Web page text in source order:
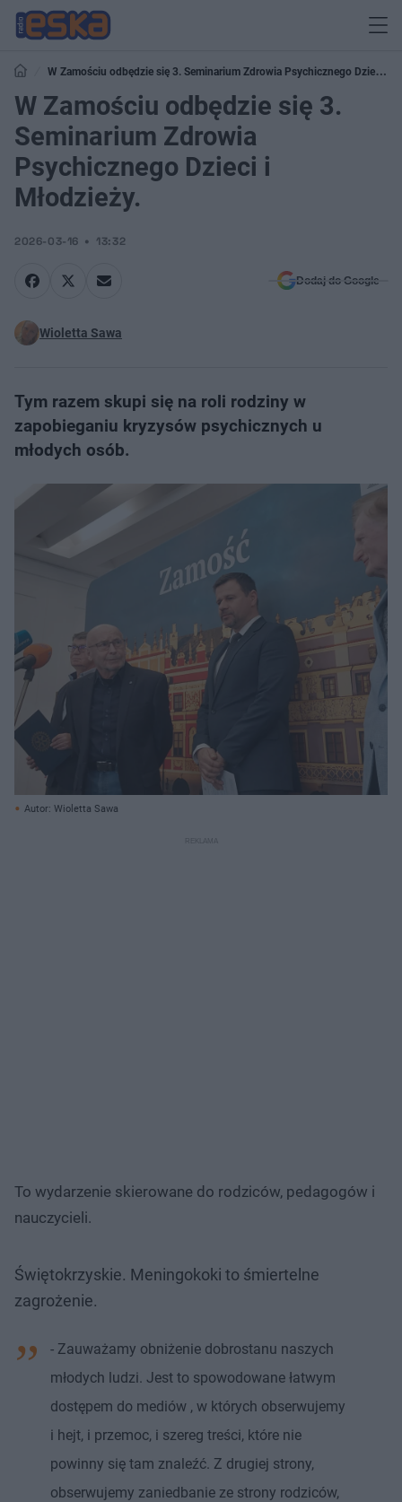
W Zamościu odbędzie się 3. Seminarium Zdrowia Psychicznego Dzieci i
Młodzieży.
W Zamościu odbędzie się 3.
Seminarium Zdrowia
Psychicznego Dzieci i
Młodzieży.
2026-03-16 13:32
Dodaj do Google
Wioletta Sawa
Tym razem skupi się na roli rodziny w
zapobieganiu kryzysów psychicznych u
młodych osób.
Autor: Wioletta Sawa
To wydarzenie skierowane do rodziców, pedagogów i
nauczycieli.
Świętokrzyskie. Meningokoki to śmiertelne
zagrożenie.
- Zauważamy obniżenie dobrostanu naszych
młodych ludzi. Jest to spowodowane łatwym
dostępem do mediów , w których obserwujemy
i hejt, i przemoc, i szereg treści, które nie
powinny się tam znaleźć. Z drugiej strony,
obserwujemy zaniedbanie ze strony rodziców,